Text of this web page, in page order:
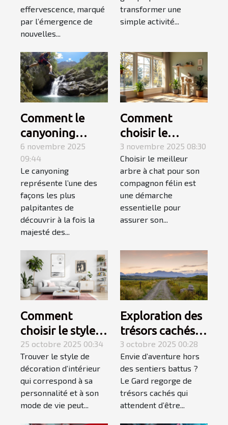
effervescence, marqué
par l’émergence de
nouvelles...
en groupe ?
transformer une
simple activité...
Comment le
canyoning
fusionne
montagne et
mer pour une
aventure
inoubliable ?
6 novembre 2025
09:44
Le canyoning
représente l’une des
façons les plus
palpitantes de
découvrir à la fois la
majesté des...
Comment
choisir le
meilleur arbre à
chat pour votre
compagnon ?
3 novembre 2025 08:30
Choisir le meilleur
arbre à chat pour son
compagnon félin est
une démarche
essentielle pour
assurer son...
Comment
choisir le style
de décoration
d'intérieur qui
vous correspond
?
25 octobre 2025 00:34
Trouver le style de
décoration d’intérieur
qui correspond à sa
personnalité et à son
mode de vie peut...
Exploration des
trésors cachés
du Gard :
itinéraires
méconnus ?
3 octobre 2025 00:28
Envie d’aventure hors
des sentiers battus ?
Le Gard regorge de
trésors cachés qui
attendent d’être...